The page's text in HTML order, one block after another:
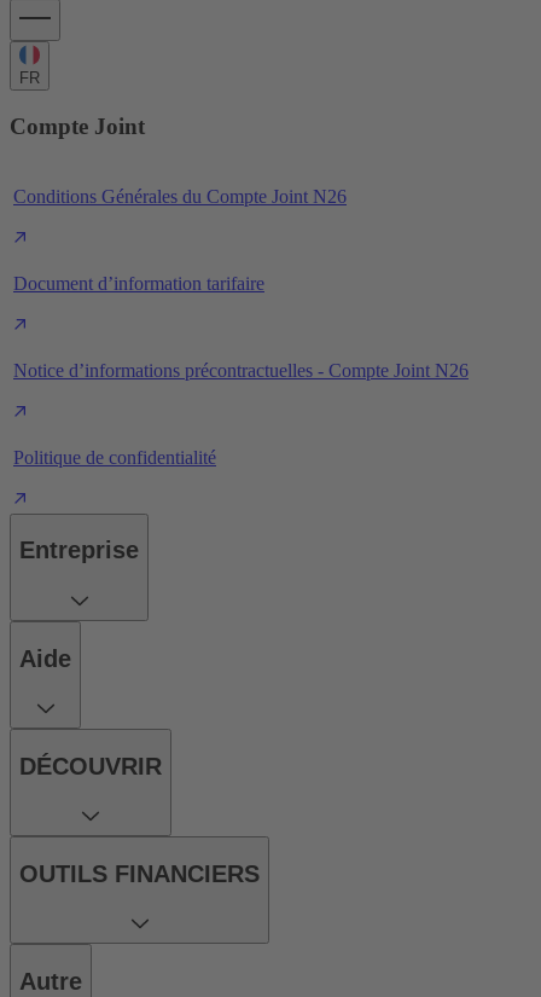
FR
Compte Joint
Conditions Générales du Compte Joint N26
Document d’information tarifaire
Notice d’informations précontractuelles - Compte Joint N26
Politique de confidentialité
Entreprise
Aide
DÉCOUVRIR
OUTILS FINANCIERS
Autre